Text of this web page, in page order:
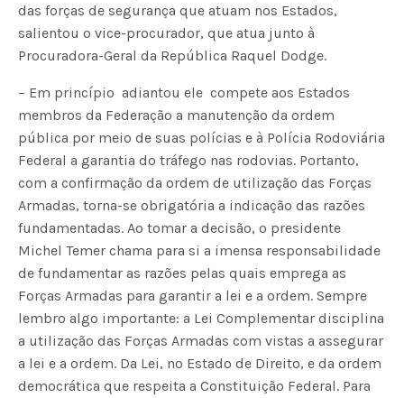
das forças de segurança que atuam nos Estados,
salientou o vice-procurador, que atua junto à
Procuradora-Geral da República Raquel Dodge.
– Em princípio  adiantou ele  compete aos Estados
membros da Federação a manutenção da ordem
pública por meio de suas polícias e à Polícia Rodoviária
Federal a garantia do tráfego nas rodovias. Portanto,
com a confirmação da ordem de utilização das Forças
Armadas, torna-se obrigatória a indicação das razões
fundamentadas. Ao tomar a decisão, o presidente
Michel Temer chama para si a imensa responsabilidade
de fundamentar as razões pelas quais emprega as
Forças Armadas para garantir a lei e a ordem. Sempre
lembro algo importante: a Lei Complementar disciplina
a utilização das Forças Armadas com vistas a assegurar
a lei e a ordem. Da Lei, no Estado de Direito, e da ordem
democrática que respeita a Constituição Federal. Para